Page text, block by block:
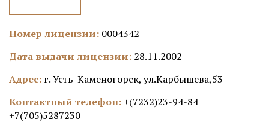
Номер лицензии: 0004342
Дата выдачи лицензии: 28.11.2002
Адрес: г. Усть-Каменогорск, ул.Карбышева,53
Контактный телефон: +(7232)23-94-84
+7(705)5287230